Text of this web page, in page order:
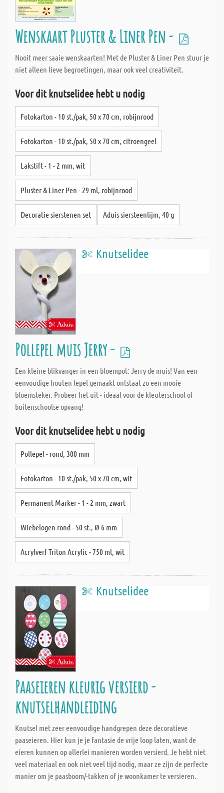
Wenskaart Pluster & Liner Pen -
Nooit meer saaie wenskaarten! Met de Pluster & Liner Pen stuur je
niet alleen lieve begroetingen, maar ook veel creativiteit.
Voor dit knutselidee hebt u nodig
Fotokarton - 10 st./pak, 50 x 70 cm, robijnrood
Fotokarton - 10 st./pak, 50 x 70 cm, citroengeel
Lakstift - 1 - 2 mm, wit
Pluster & Liner Pen - 29 ml, robijnrood
Decoratie sierstenen set Aduis siersteenlijm, 40 g
Knutselidee
Pollepel muis Jerry -
Een kleine blikvanger in een bloempot: Jerry de muis! Van een
eenvoudige houten lepel gemaakt ontstaat zo een mooie
bloemsteker. Probeer het uit - ideaal voor de kleuterschool of
buitenschoolse opvang!
Voor dit knutselidee hebt u nodig
Pollepel - rond, 300 mm
Fotokarton - 10 st./pak, 50 x 70 cm, wit
Permanent Marker - 1 - 2 mm, zwart
Wiebelogen rond - 50 st., Ø 6 mm
Acrylverf Triton Acrylic - 750 ml, wit
Knutselidee
Paaseieren kleurig versierd -
knutselhandleiding
Knutsel met zeer eenvoudige handgrepen deze decoratieve
paaseieren. Hier kun je je fantasie de vrije loop laten, want de
eieren kunnen op allerlei manieren worden versierd. Je hebt niet
veel materiaal en ook niet veel tijd nodig, maar ze zijn de perfecte
manier om je paasboom/-takken of je woonkamer te versieren.